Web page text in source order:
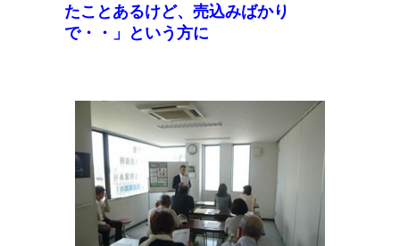
たことあるけど、売込みばかり
で・・」という方に